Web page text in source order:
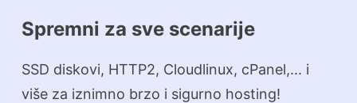
Spremni za sve scenarije
SSD diskovi, HTTP2, Cloudlinux, cPanel,... i
više za iznimno brzo i sigurno hosting!